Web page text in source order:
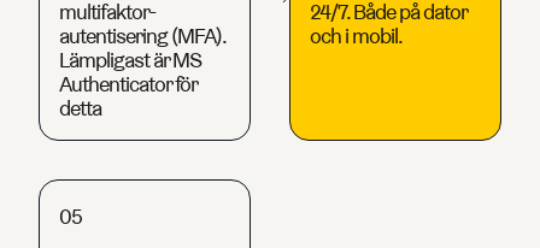
multifaktor-
autentisering (MFA).
Lämpligast är MS
Authenticator för
detta
24/7. Både på dator
och i mobil.
05